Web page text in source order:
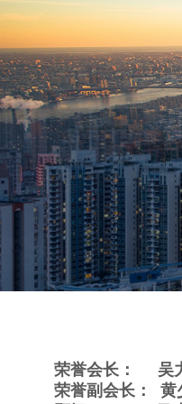
中国收藏家
荣誉会长： 吴
荣誉副会长： 黄